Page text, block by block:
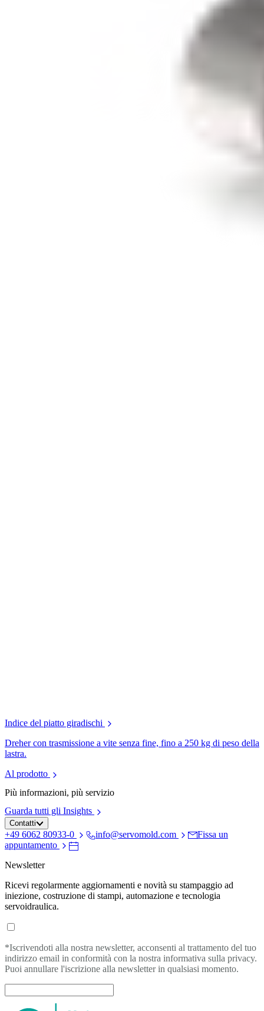
Indice del piatto giradischi
Dreher con trasmissione a vite senza fine, fino a 250 kg di peso della
lastra.
Al prodotto
Più informazioni, più servizio
Guarda tutti gli Insights
Contatti
+49 6062 80933-0 info@servomold.com
Fissa un
appuntamento
Newsletter
Ricevi regolarmente aggiornamenti e novità su stampaggio ad
iniezione, costruzione di stampi, automazione e tecnologia
servoidraulica.
*Iscrivendoti alla nostra newsletter, acconsenti al trattamento del tuo
indirizzo email in conformità con la nostra informativa sulla privacy.
Puoi annullare l'iscrizione alla newsletter in qualsiasi momento.